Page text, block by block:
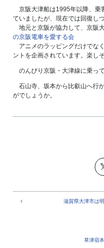
京阪大津船は1995年以降、乗
ていましたが、現在では回復し
地元と京阪が協力して、京阪
の京阪電車を愛する会
アニメのラッピングだけでな
ントを企画されています。楽し
のんびり京阪・大津線に乗っ
石山寺、坂本から比叡山へ行
がでしょうか。
滋賀県大津市は
草津宿